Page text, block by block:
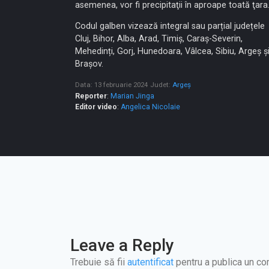
asemenea, vor fi precipitaţii în aproape toată ţara.
Codul galben vizează integral sau parțial județele
Cluj, Bihor, Alba, Arad, Timiș, Caraș-Severin,
Mehedinți, Gorj, Hunedoara, Vâlcea, Sibiu, Argeș și
Brașov.
Data: 13 februarie 2024 Judet: Argeș
Reporter: Marian Jinga
Editor video: Angelica Nicolaie
Leave a Reply
Trebuie să fii autentificat pentru a publica un